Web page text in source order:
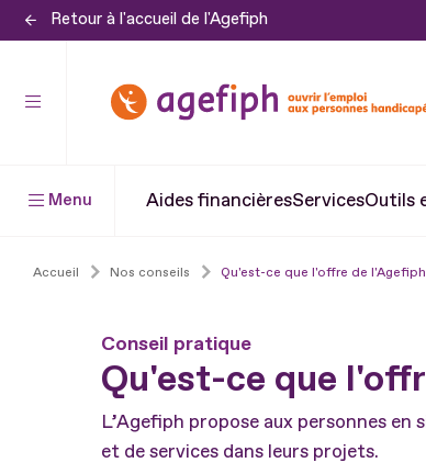
Aller
contenu
Retour à l'accueil de l'Agefiph
Menu Aides financièresServicesOutils
Accueil Nos conseils Qu'est-ce que l'offre de
Conseil pratique
Qu'est-ce que
L’Agefiph propose aux personnes
et de services dans leurs projets.